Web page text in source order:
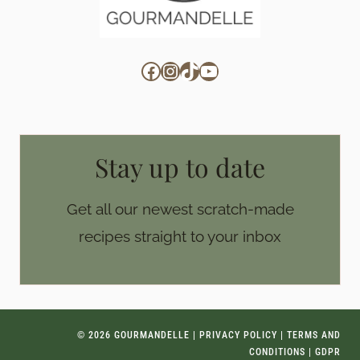
Facebook
Instagram
TikTok
YouTube
Stay up to date
Get all our newest scratch-made
recipes straight to your inbox
© 2026 GOURMANDELLE | PRIVACY POLICY
TERMS AND
CONDITIONS
GDPR